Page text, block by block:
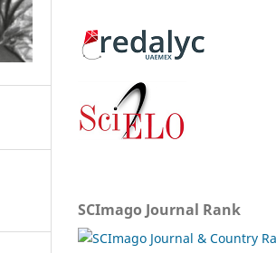
SCImago Journal Rank